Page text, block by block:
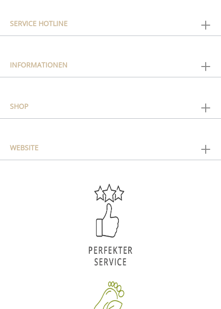
SERVICE HOTLINE
INFORMATIONEN
SHOP
WEBSITE